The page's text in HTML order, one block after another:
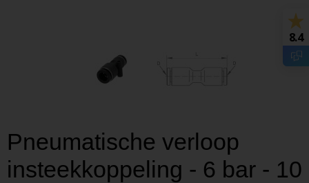
Pneumatische verloop
insteekkoppeling - 6 bar - 10
8.4